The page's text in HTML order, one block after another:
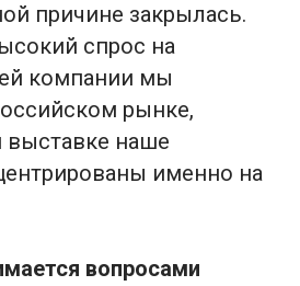
причине закрылась.
спрос на
компании мы
рынке,
выставке наше
именно на
вопросами